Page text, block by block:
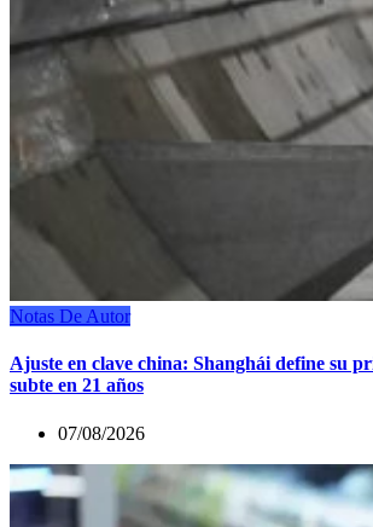
Notas De Autor
Ajuste en clave china: Shanghái define su
subte en 21 años
07/08/2026